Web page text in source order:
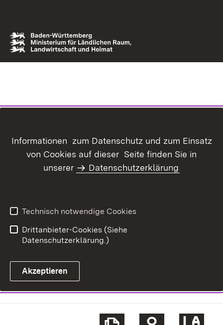
Informationen zum Datenschutz und zum Einsatz
von Cookies auf dieser Seite finden Sie in
unserer
Datenschutzerklärung
Technisch notwendige Cookies
Drittanbieter-Cookies (Siehe
Datenschutzerklärung.)
Akzeptieren